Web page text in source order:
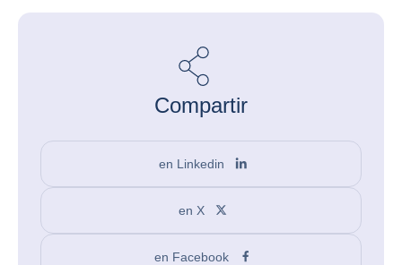
Compartir
en Linkedin
en X
en Facebook